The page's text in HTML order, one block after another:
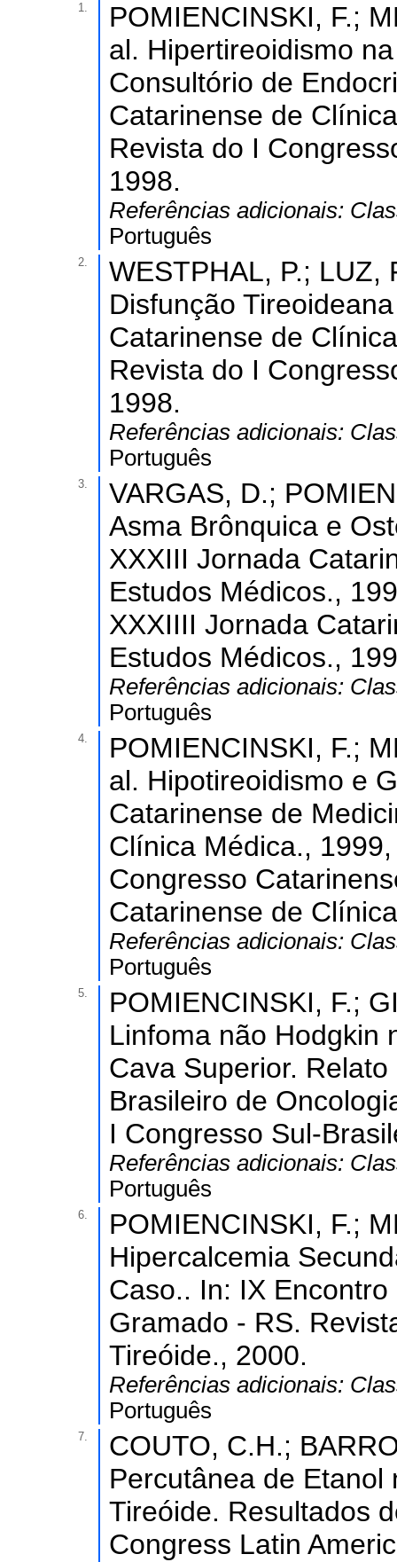
1.
POMIENCINSKI, F.;
al. Hipertireoidismo
Consultório de
Catarinense de
Revista do I
1998.
Referências adicionais:
Português
2.
WESTPHAL, P.; LUZ,
Disfunção
Catarinense de
Revista do I
1998.
Referências adicionais:
Português
3.
VARGAS, D.;
Asma Brônquica e
XXXIII Jornada
Estudos Médicos.,
XXXIIII Jornada
Estudos Médicos.,
Referências adicionais:
Português
4.
POMIENCINSKI, F.;
al. Hipotireoidismo e
Catarinense de
Clínica Médica.,
Congresso
Catarinense de
Referências adicionais:
Português
5.
POMIENCINSKI, F.;
Linfoma não Hodgkin
Cava Superior.
Brasileiro de
I Congresso Sul-
Referências adicionais:
Português
6.
POMIENCINSKI, F.;
Hipercalcemia
Caso.. In: IX
Gramado - RS.
Tireóide., 2000.
Referências adicionais:
Português
7.
COUTO, C.H.;
Percutânea de Etanol
Tireóide. Resultados
Congress Latin